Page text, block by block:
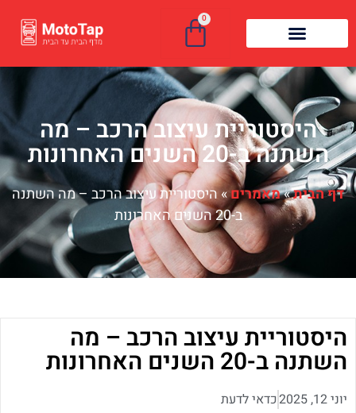
0
היסטוריית עיצוב הרכב – מה
השתנה ב-20 השנים האחרונות
דף הבית»מאמרים» היסטוריית עיצוב הרכב – מה השתנה
ב-20 השנים האחרונות
היסטוריית עיצוב הרכב – מה
השתנה ב-20 השנים האחרונות
יוני 12, 2025 כדאי לדעת